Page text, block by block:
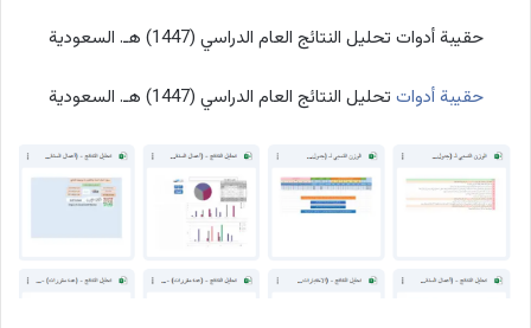
حقيبة أدوات تحليل النتائج العام الدراسي (1447) هـ. السعودية
حقيبة أدوات تحليل النتائج العام الدراسي (1447) هـ. السعودية